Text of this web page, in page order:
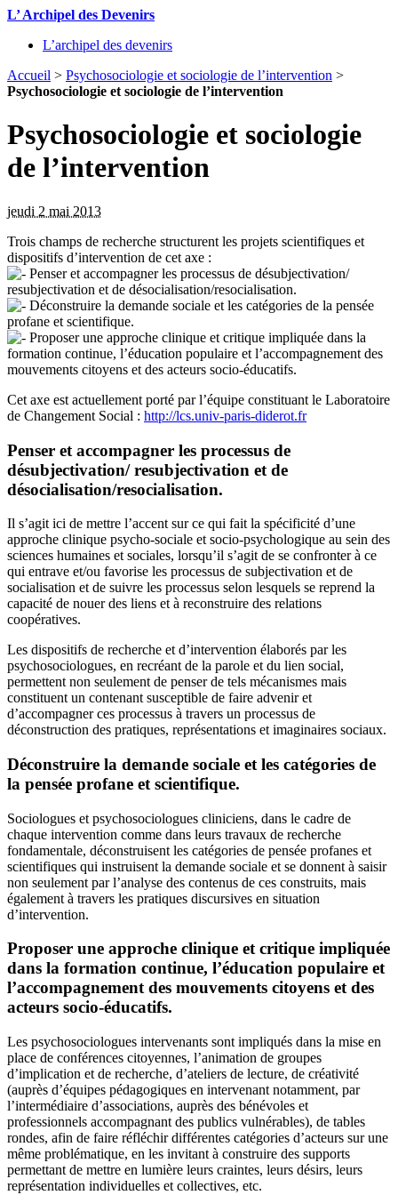
L’ Archipel des Devenirs
L’archipel des devenirs
Accueil > Psychosociologie et sociologie de l’intervention >
Psychosociologie et sociologie de l’intervention
Psychosociologie et sociologie
de l’intervention
jeudi 2 mai 2013
Trois champs de recherche structurent les projets scientifiques et
dispositifs d’intervention de cet axe :
Penser et accompagner les processus de désubjectivation/
resubjectivation et de désocialisation/resocialisation.
Déconstruire la demande sociale et les catégories de la pensée
profane et scientifique.
Proposer une approche clinique et critique impliquée dans la
formation continue, l’éducation populaire et l’accompagnement des
mouvements citoyens et des acteurs socio-éducatifs.
Cet axe est actuellement porté par l’équipe constituant le Laboratoire
de Changement Social : http://lcs.univ-paris-diderot.fr
Penser et accompagner les processus de
désubjectivation/ resubjectivation et de
désocialisation/resocialisation.
Il s’agit ici de mettre l’accent sur ce qui fait la spécificité d’une
approche clinique psycho-sociale et socio-psychologique au sein des
sciences humaines et sociales, lorsqu’il s’agit de se confronter à ce
qui entrave et/ou favorise les processus de subjectivation et de
socialisation et de suivre les processus selon lesquels se reprend la
capacité de nouer des liens et à reconstruire des relations
coopératives.
Les dispositifs de recherche et d’intervention élaborés par les
psychosociologues, en recréant de la parole et du lien social,
permettent non seulement de penser de tels mécanismes mais
constituent un contenant susceptible de faire advenir et
d’accompagner ces processus à travers un processus de
déconstruction des pratiques, représentations et imaginaires sociaux.
Déconstruire la demande sociale et les catégories de
la pensée profane et scientifique.
Sociologues et psychosociologues cliniciens, dans le cadre de
chaque intervention comme dans leurs travaux de recherche
fondamentale, déconstruisent les catégories de pensée profanes et
scientifiques qui instruisent la demande sociale et se donnent à saisir
non seulement par l’analyse des contenus de ces construits, mais
également à travers les pratiques discursives en situation
d’intervention.
Proposer une approche clinique et critique impliquée
dans la formation continue, l’éducation populaire et
l’accompagnement des mouvements citoyens et des
acteurs socio-éducatifs.
Les psychosociologues intervenants sont impliqués dans la mise en
place de conférences citoyennes, l’animation de groupes
d’implication et de recherche, d’ateliers de lecture, de créativité
(auprès d’équipes pédagogiques en intervenant notamment, par
l’intermédiaire d’associations, auprès des bénévoles et
professionnels accompagnant des publics vulnérables), de tables
rondes, afin de faire réfléchir différentes catégories d’acteurs sur une
même problématique, en les invitant à construire des supports
permettant de mettre en lumière leurs craintes, leurs désirs, leurs
représentation individuelles et collectives, etc.